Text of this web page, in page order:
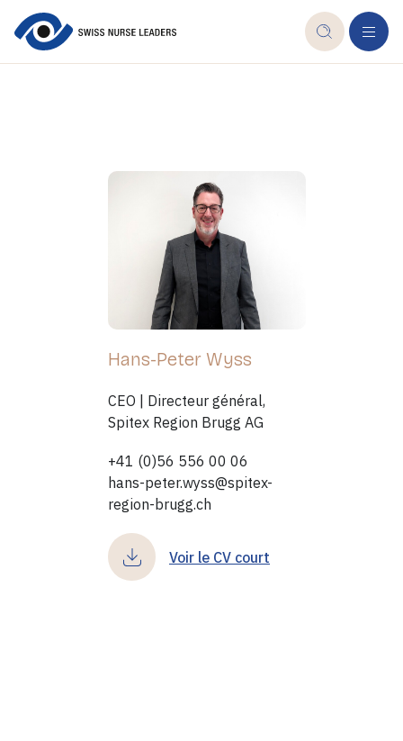
Hans-Peter Wyss
CEO | Directeur général,
Spitex Region Brugg AG
+41 (0)56 556 00 06
hans-peter.wyss@spitex-
region-brugg.ch
Voir le CV court